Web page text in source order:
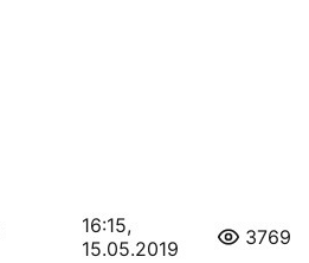
16:15,
15.05.2019
3769